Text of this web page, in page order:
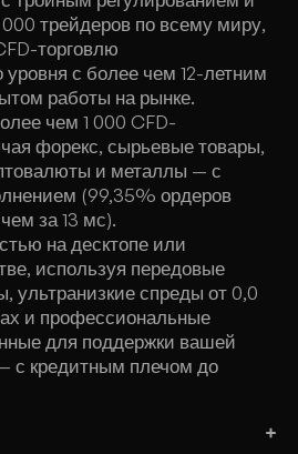
трейдеров по всему миру,
торговлю
уровня с более чем 12-летним
работы на рынке.
чем 1 000 CFD-
форекс, сырьевые товары,
и металлы — с
(99,35% ордеров
за 13 мс).
на десктопе или
используя передовые
ультранизкие спреды от 0,0
и профессиональные
для поддержки вашей
с кредитным плечом до